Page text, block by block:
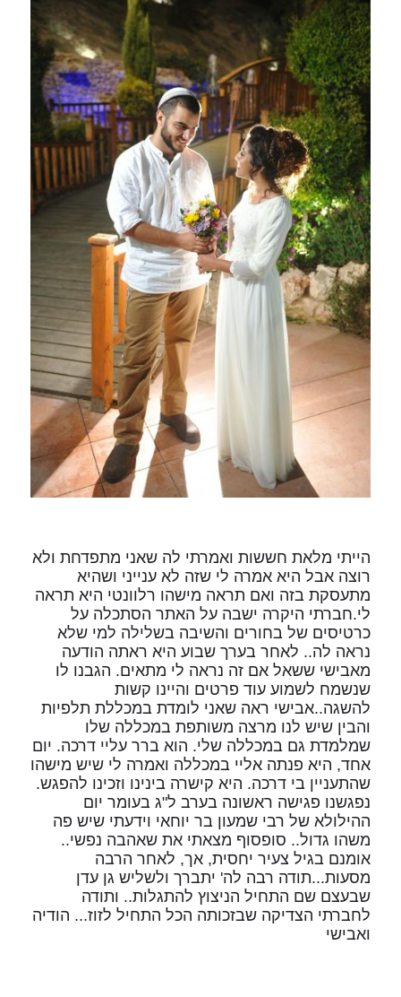
הייתי מלאת חששות ואמרתי לה שאני מתפדחת ולא
רוצה אבל היא אמרה לי שזה לא ענייני ושהיא
מתעסקת בזה ואם תראה מישהו רלוונטי היא תראה
לי.חברתי היקרה ישבה על האתר הסתכלה על
כרטיסים של בחורים והשיבה בשלילה למי שלא
נראה לה.. לאחר בערך שבוע היא ראתה הודעה
מאבישי ששאל אם זה נראה לי מתאים. הגבנו לו
שנשמח לשמוע עוד פרטים והיינו קשות
להשגה..אבישי ראה שאני לומדת במכללת תלפיות
והבין שיש לנו מרצה משותפת במכללה שלו
שמלמדת גם במכללה שלי. הוא ברר עליי דרכה. יום
אחד, היא פנתה אליי במכללה ואמרה לי שיש מישהו
שהתעניין בי דרכה. היא קישרה בינינו וזכינו להפגש.
נפגשנו פגישה ראשונה בערב ל"ג בעומר יום
ההילולא של רבי שמעון בר יוחאי וידעתי שיש פה
משהו גדול.. סופסוף מצאתי את שאהבה נפשי..
אומנם בגיל צעיר יחסית, אך, לאחר הרבה
מסעות...תודה רבה לה' יתברך ולשליש גן עדן
שבעצם שם התחיל הניצוץ להתגלות.. ותודה
לחברתי הצדיקה שבזכותה הכל התחיל לזוז... הודיה
ואבישי